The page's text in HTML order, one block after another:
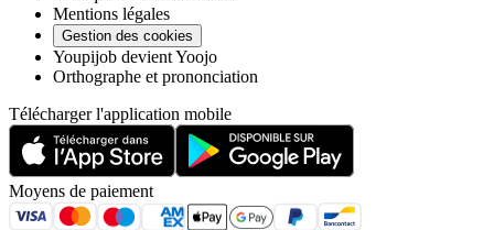
Mentions légales
Gestion des cookies
Youpijob devient Yoojo
Orthographe et prononciation
Télécharger l'application mobile
Moyens de paiement